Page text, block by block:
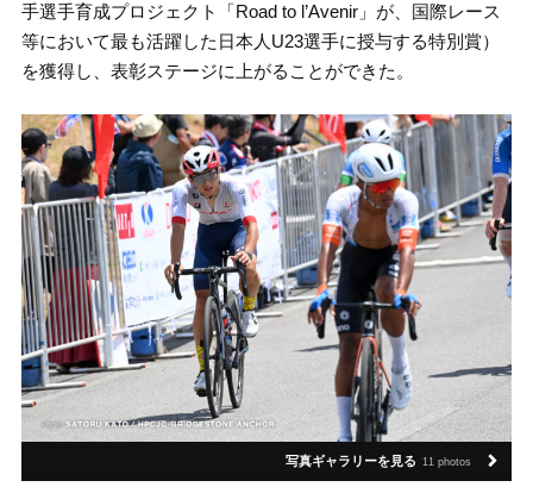
手選手育成プロジェクト「Road to l’Avenir」が、国際レース
等において最も活躍した日本人U23選手に授与する特別賞）
を獲得し、表彰ステージに上がることができた。
写真ギャラリーを見る 11 photos